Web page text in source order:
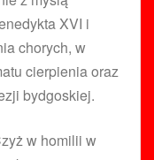
XVI i
chorych, w
cierpienia oraz
bydgoskiej.
w homilii w